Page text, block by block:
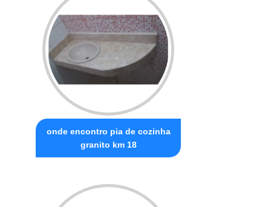
onde encontro pia de cozinha
granito km 18